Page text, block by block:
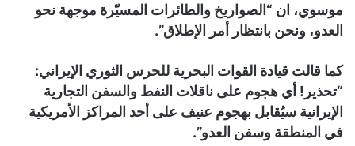
موسوي، ان “الصواريخ والطائرات المسيّرة موجهة نحو
العدو، ونحن بانتظار أمر الإطلاق”.
كما قالت قيادة القوات البحرية للحرس الثوري الإيراني:
“تحذير! أي هجوم على ناقلات النفط والسفن التجارية
الإيرانية سيُقابل بهجوم عنيف على أحد المراكز الأمريكية
في المنطقة وسفن العدو”.